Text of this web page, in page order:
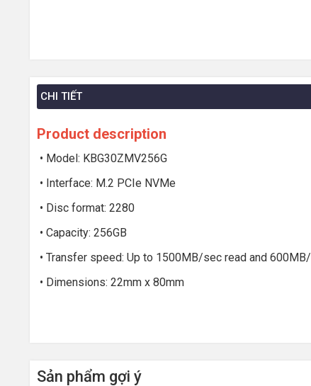
CHI TIẾT
Product description
• Model: KBG30ZMV256G
• Interface: M.2 PCIe NVMe
• Disc format: 2280
• Capacity: 256GB
• Transfer speed: Up to 1500MB/sec read and
• Dimensions: 22mm x 80mm
Sản phẩm gợi ý